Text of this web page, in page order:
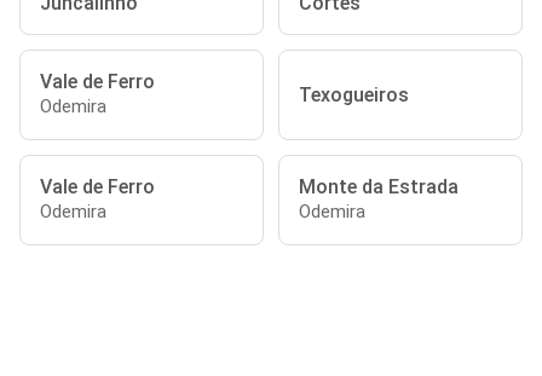
Vale de Ferro
Odemira Texogueiros
Vale de Ferro
Odemira
Monte da Estrada
Odemira